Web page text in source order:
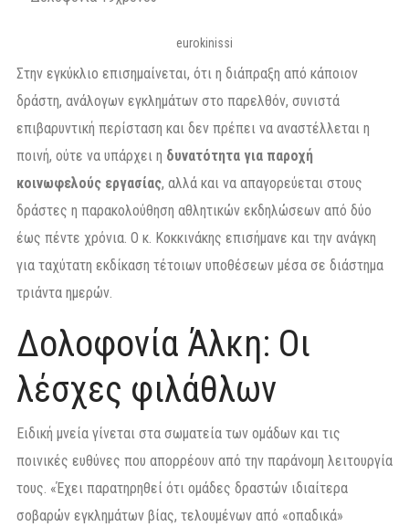
eurokinissi
Στην εγκύκλιο επισημαίνεται, ότι η διάπραξη από κάποιον
δράστη, ανάλογων εγκλημάτων στο παρελθόν, συνιστά
επιβαρυντική περίσταση και δεν πρέπει να αναστέλλεται η
ποινή, ούτε να υπάρχει η δυνατότητα για παροχή
κοινωφελούς εργασίας, αλλά και να απαγορεύεται στους
δράστες η παρακολούθηση αθλητικών εκδηλώσεων από δύο
έως πέντε χρόνια. Ο κ. Κοκκινάκης επισήμανε και την ανάγκη
για ταχύτατη εκδίκαση τέτοιων υποθέσεων μέσα σε διάστημα
τριάντα ημερών.
Δολοφονία Άλκη: Οι
λέσχες φιλάθλων
Ειδική μνεία γίνεται στα σωματεία των ομάδων και τις
ποινικές ευθύνες που απορρέουν από την παράνομη λειτουργία
τους. «Έχει παρατηρηθεί ότι ομάδες δραστών ιδιαίτερα
σοβαρών εγκλημάτων βίας, τελουμένων από «οπαδικά»